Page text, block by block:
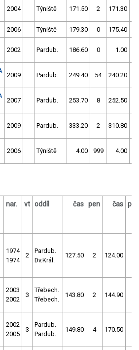
2004 Týniště 171.50 2 171.30
2006 Týniště 179.30 0 175.40
2002 Pardub. 186.60 0 1.00
2009 Pardub. 249.40 54 240.20
2007 Pardub. 253.70 8 252.50
2009 Pardub. 333.20 2 310.80
2006 Týniště 4.00 999 4.00
nar. vt oddíl čas pen čas pen
1974
1974
2
Pardub.
Dv.Král.
127.50 2 124.00
2003
2002
3
Třebech.
Třebech.
143.80 2 144.90
2002
2005
3
Pardub.
Pardub.
149.80 4 170.50